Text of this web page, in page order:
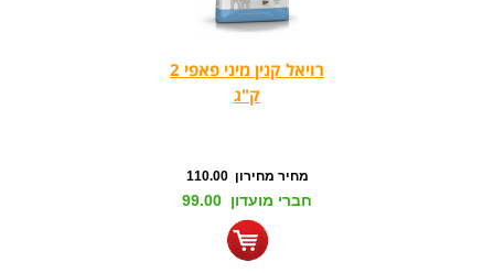
רויאל קנין מיני פאפי 2
ק"ג
מחיר מחירון 110.00
חברי מועדון 99.00